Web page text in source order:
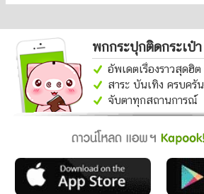
พกกระปุกติดกระเป๋า
อัพเดตเรื่องราวสุดฮิต
สาระ บันเทิง ครบครัน
จับตาทุกสถานการณ์